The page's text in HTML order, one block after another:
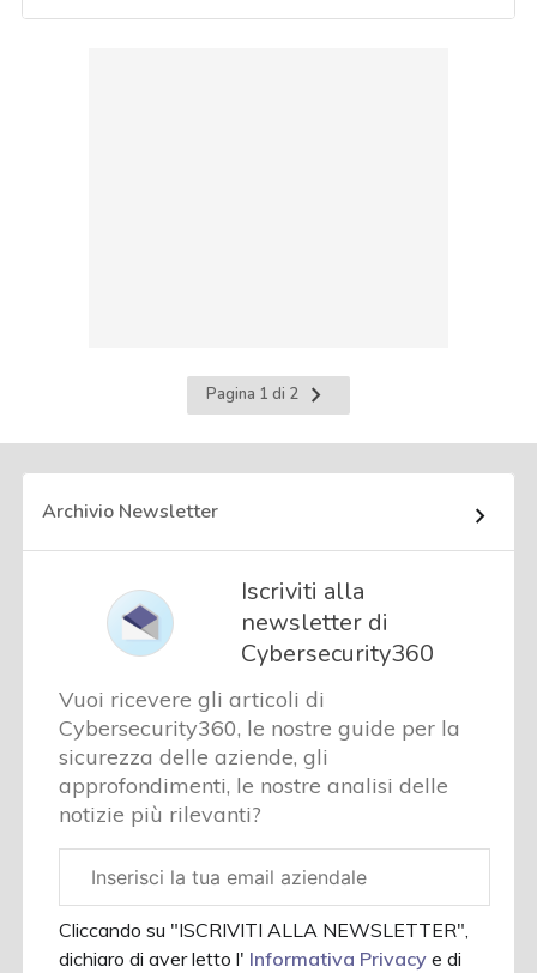
Pagina 1 di 2
Pagina
successiva
Archivio Newsletter
Iscriviti alla
newsletter di
Cybersecurity360
Vuoi ricevere gli articoli di
Cybersecurity360, le nostre guide per la
sicurezza delle aziende, gli
approfondimenti, le nostre analisi delle
notizie più rilevanti?
aziendale
Cliccando su "ISCRIVITI ALLA NEWSLETTER",
dichiaro di aver letto l' Informativa Privacye di